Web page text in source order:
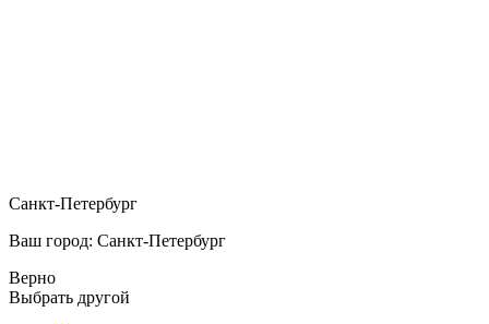
Санкт-Петербург
Ваш город: Санкт-Петербург
Верно
Выбрать другой